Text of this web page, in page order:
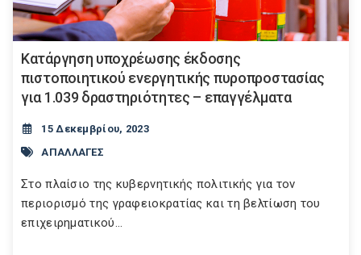
Κατάργηση υποχρέωσης έκδοσης
πιστοποιητικού ενεργητικής πυροπροστασίας
για 1.039 δραστηριότητες – επαγγέλματα
15 Δεκεμβρίου, 2023
ΑΠΑΛΛΑΓΕΣ
Στο πλαίσιο της κυβερνητικής πολιτικής για τον
περιορισμό της γραφειοκρατίας και τη βελτίωση του
επιχειρηματικού...